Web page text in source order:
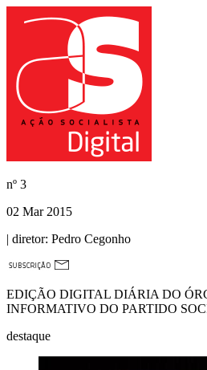
nº 3
02 Mar 2015
| diretor: Pedro Cegonho
EDIÇÃO DIGITAL DIÁRIA DO
INFORMATIVO DO PARTIDO
destaque